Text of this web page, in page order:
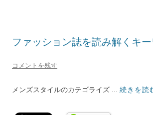
ファッション誌を読み解くキー
コメントを残す
メンズスタイルのカテゴライズ ... 続きを読